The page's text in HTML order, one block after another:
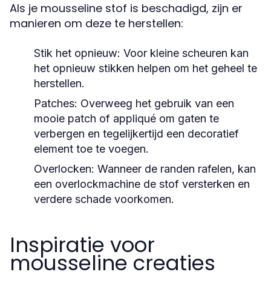
Als je mousseline stof is beschadigd, zijn er
manieren om deze te herstellen:
Stik het opnieuw: Voor kleine scheuren kan
het opnieuw stikken helpen om het geheel te
herstellen.
Patches: Overweeg het gebruik van een
mooie patch of appliqué om gaten te
verbergen en tegelijkertijd een decoratief
element toe te voegen.
Overlocken: Wanneer de randen rafelen, kan
een overlockmachine de stof versterken en
verdere schade voorkomen.
Inspiratie voor
mousseline creaties